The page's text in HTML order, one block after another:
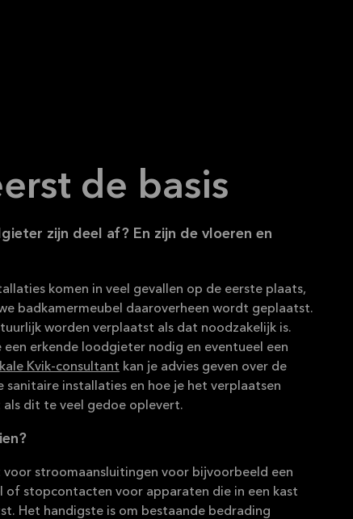
de basis
zijn deel af? En zijn de vloeren en
komen in veel gevallen op de eerste plaats,
badkamermeubel daaroverheen wordt geplaatst.
worden verplaatst als dat noodzakelijk is.
een erkende loodgieter nodig en eventueel een
Kvik-consultant kan je advies geven over de
sanitaire installaties en hoe je het verplaatsen
als dit te veel gedoe oplevert.
stroomaansluitingen voor bijvoorbeeld een
of stopcontacten voor apparaten die in een kast
Het handigste is om bestaande bedrading